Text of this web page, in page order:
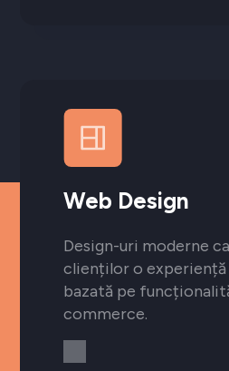
Web Design
Design-uri moderne
clienților o
bazată pe
commerce.